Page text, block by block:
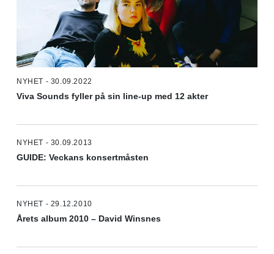
NYHET - 30.09.2022
Viva Sounds fyller på sin line-up med 12 akter
NYHET - 30.09.2013
GUIDE: Veckans konsertmåsten
NYHET - 29.12.2010
Årets album 2010 – David Winsnes